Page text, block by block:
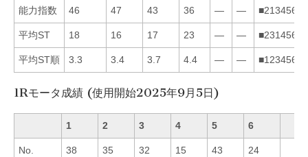
能力指数 46 47 43 36 — — ■213456
平均ST 18 16 17 23 — — ■231456
平均ST順 3.3 3.4 3.7 4.4 — — ■123456
1Rモータ成績 (使用開始2025年9月5日)
1 2 3 4 5 6
No. 38 35 32 15 43 24